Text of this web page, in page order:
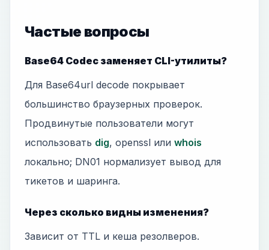
Частые вопросы
Base64 Codec заменяет CLI-утилиты?
Для Base64url decode покрывает
большинство браузерных проверок.
Продвинутые пользователи могут
использовать dig, openssl или whois
локально; DN01 нормализует вывод для
тикетов и шаринга.
Через сколько видны изменения?
Зависит от TTL и кеша резолверов.